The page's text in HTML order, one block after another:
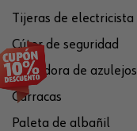
Tijeras de electricista
Cúter de seguridad
Cortadora de azulejos
Carracas
Paleta de albañil